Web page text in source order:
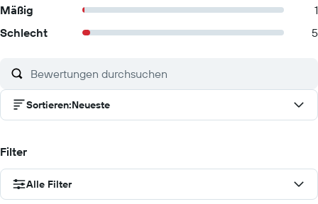
Mäßig
1
Schlecht
5
Sortieren:Neueste
Filter
Alle Filter